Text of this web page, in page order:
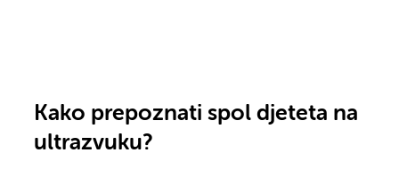
Kako prepoznati spol djeteta na
ultrazvuku?